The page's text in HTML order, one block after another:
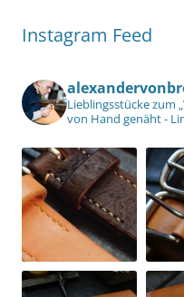
Instagram Feed
Lieblingsstücke zum
von Hand genäht -